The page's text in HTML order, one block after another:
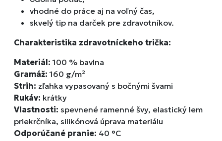
vhodné do práce aj na voľný čas,
skvelý tip na darček pre zdravotníkov.
Charakteristika zdravotníckeho trička:
Materiál: 100 % bavlna
Gramáž: 160 g/m²
Strih: zľahka vypasovaný s bočnými švami
Rukáv: krátky
Vlastnosti: spevnené ramenné švy, elastický lem
priekrčníka, silikónová úprava materiálu
Odporúčané pranie: 40 °C